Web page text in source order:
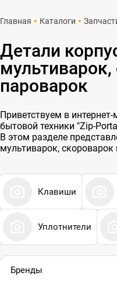
Главная Каталоги
Детали
пароварок
Приветствуем в
бытовой техники "Zip-
В этом разделе
мультиварок, скороварок
Клавиши
Уплотнители
Бренды